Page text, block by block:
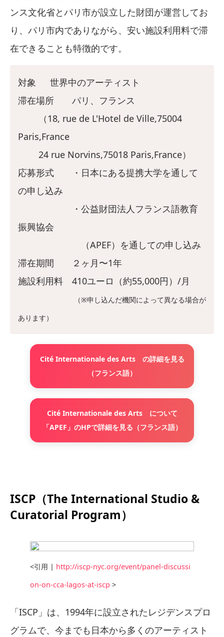
ンス文化省とパリ市が設立した財団が運営してお
り、パリ市内でありながら、安い施設利用料で滞
在できることも特徴的です。
対象 世界中のアーティスト
滞在場所 パリ、フランス
（18, rue de L'Hotel de Ville,75004
Paris,France
24 rue Norvins,75018 Paris,France）
応募形式 ・日本にある提携大学を通して
の申し込み
・公益財団法人フランス語教育
振興協会
（APEF）を通しての申し込み
滞在期間 ２ヶ月〜1年
施設利用料 410ユーロ（約55,000円）/月
（※申し込んだ機関によって異なる場合が
あります）
Cité Internationale des Arts の詳細を見る
（フランス語）
Cité Internationale des Arts について
「APEF」のHPで詳細を見る（フランス語）
ISCP（The International Studio &
Curatorial Program）
<引用 | http://iscp-nyc.org/event/panel-discussi
on-on-cca-lagos-at-iscp >
「ISCP」は、1994年に設立されたレジデンスプロ
グラムで、今までも日本から多くのアーティスト